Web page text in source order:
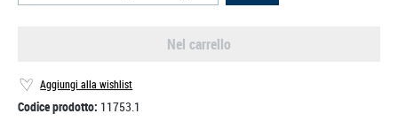
Nel carrello
Aggiungi alla wishlist
Codice prodotto: 11753.1